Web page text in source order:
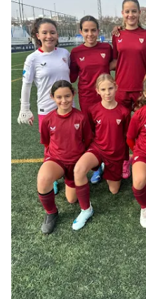
El Granada negocia
Flores
El Sevilla continúa
oferta de 420 millones
El Sevilla mueve ficha
para el ataque
Crónica Pretemporada
Femenino